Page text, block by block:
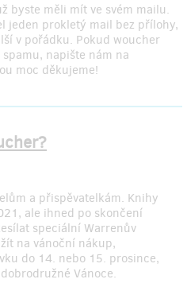
byste měli mít ve svém mailu.
jeden prokletý mail bez přílohy,
v pořádku. Pokud woucher
napište nám na
moc děkujeme!
a přispěvatelkám. Knihy
ale ihned po skončení
speciální Warrenův
na vánoční nákup,
do 14. nebo 15. prosince,
Vánoce.